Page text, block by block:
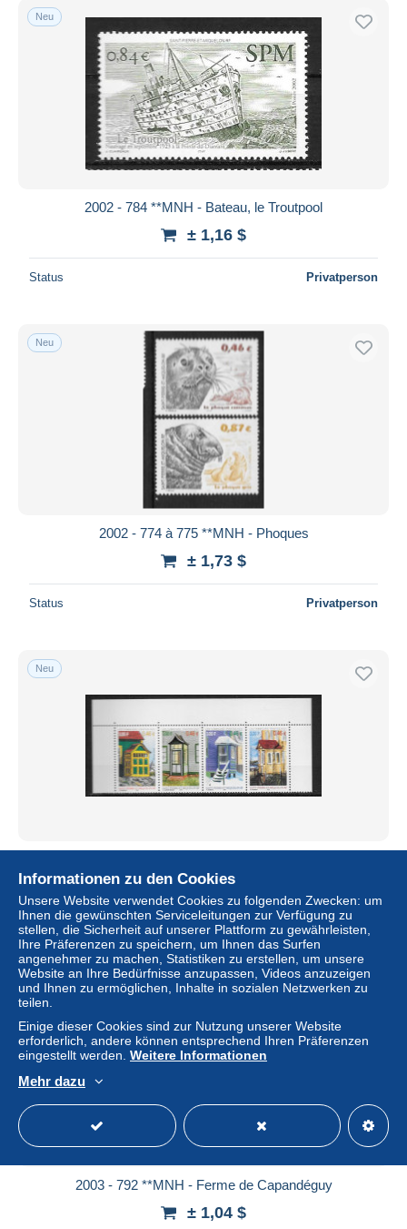
Neu
2002 - 784 **MNH - Bateau, le Troutpool
± 1,16 $
Status Privatperson
Neu
2002 - 774 à 775 **MNH - Phoques
± 1,73 $
Status Privatperson
Neu
± 2,43 $
Status Privatperson
Neu
2003 - 792 **MNH - Ferme de Capandéguy
± 1,04 $
Informationen zu den Cookies
Unsere Website verwendet Cookies zu folgenden Zwecken: um
Ihnen die gewünschten Serviceleitungen zur Verfügung zu
stellen, die Sicherheit auf unserer Plattform zu gewährleisten,
Ihre Präferenzen zu speichern, um Ihnen das Surfen
angenehmer zu machen, Statistiken zu erstellen, um unsere
Website an Ihre Bedürfnisse anzupassen, Videos anzuzeigen
und Ihnen zu ermöglichen, Inhalte in sozialen Netzwerken zu
teilen.
Einige dieser Cookies sind zur Nutzung unserer Website
erforderlich, andere können entsprechend Ihren Präferenzen
eingestellt werden. Weitere Informationen
Mehr dazu